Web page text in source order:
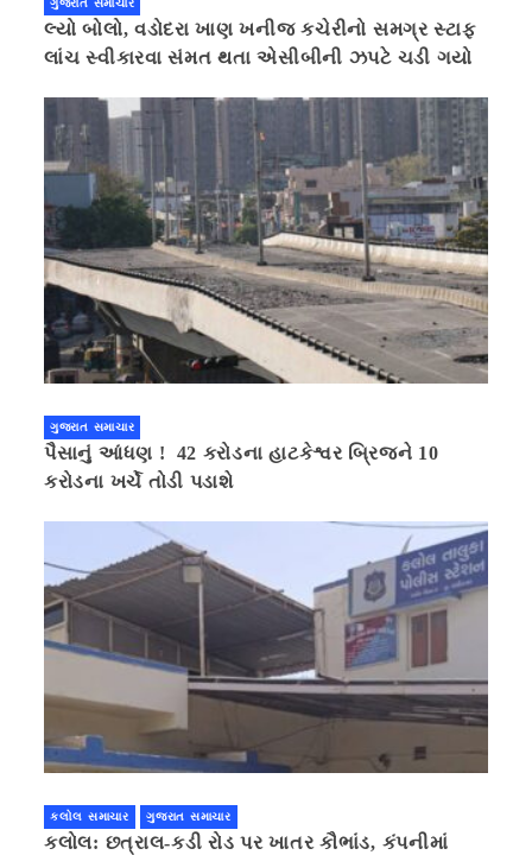
લ્યો બોલો, વડોદરા ખાણ ખનીજ કચેરીનો સમગ્ર સ્ટાફ
લાંચ સ્વીકારવા સંમત થતા એસીબીની ઝપટે ચડી ગયો
ગુજરાત સમાચાર
પૈસાનું આંધણ ! 42 કરોડના હાટકેશ્વર બ્રિજને 10
કરોડના ખર્ચે તોડી પડાશે
કલોલ સમાચાર ગુજરાત સમાચાર
કલોલ: છત્રાલ-કડી રોડ પર ખાતર કૌભાંડ, કંપનીમાં